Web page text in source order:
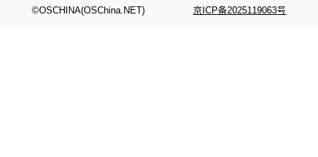
©OSCHINA(OSChina.NET) 京ICP备2025119063号